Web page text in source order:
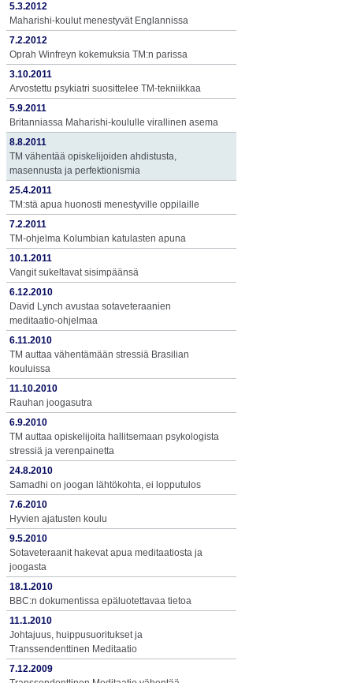
5.3.2012
Maharishi-koulut menestyvät Englannissa
7.2.2012
Oprah Winfreyn kokemuksia TM:n parissa
3.10.2011
Arvostettu psykiatri suosittelee TM-tekniikkaa
5.9.2011
Britanniassa Maharishi-koululle virallinen asema
8.8.2011
TM vähentää opiskelijoiden ahdistusta,
masennusta ja perfektionismia
25.4.2011
TM:stä apua huonosti menestyville oppilaille
7.2.2011
TM-ohjelma Kolumbian katulasten apuna
10.1.2011
Vangit sukeltavat sisimpäänsä
6.12.2010
David Lynch avustaa sotaveteraanien
meditaatio-ohjelmaa
6.11.2010
TM auttaa vähentämään stressiä Brasilian
kouluissa
11.10.2010
Rauhan joogasutra
6.9.2010
TM auttaa opiskelijoita hallitsemaan psykologista
stressiä ja verenpainetta
24.8.2010
Samadhi on joogan lähtökohta, ei lopputulos
7.6.2010
Hyvien ajatusten koulu
9.5.2010
Sotaveteraanit hakevat apua meditaatiosta ja
joogasta
18.1.2010
BBC:n dokumentissa epäluotettavaa tietoa
11.1.2010
Johtajuus, huippusuoritukset ja
Transsendenttinen Meditaatio
7.12.2009